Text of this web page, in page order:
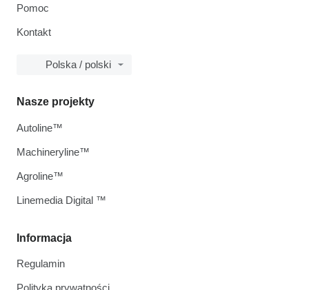
Pomoc
Kontakt
Polska / polski
Informacja
Regulamin
Polityka prywatności
Nasze projekty
Autoline™
Machineryline™
Agroline™
Linemedia Digital ™